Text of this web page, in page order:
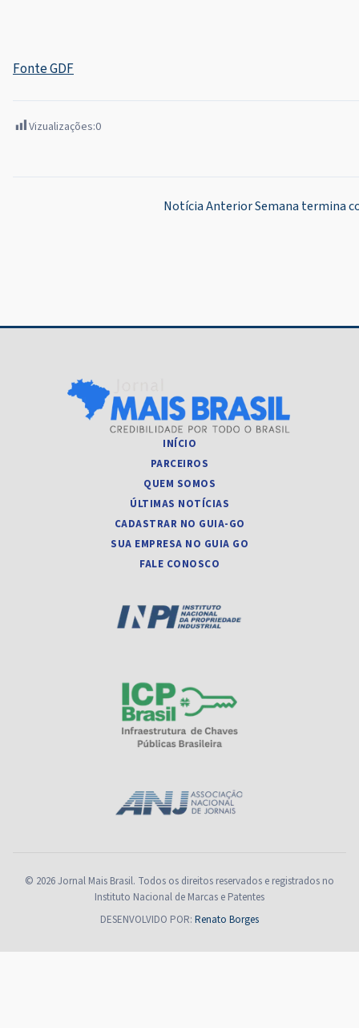
Fonte GDF
Vizualizações:0
Notícia AnteriorSemana termina
INÍCIO
PARCEIROS
QUEM SOMOS
ÚLTIMAS NOTÍCIAS
CADASTRAR NO GUIA-GO
SUA EMPRESA NO GUIA GO
FALE CONOSCO
© 2026 Jornal Mais Brasil. Todos os direitos reservados e registrados no
Instituto Nacional de Marcas e Patentes
DESENVOLVIDO POR: Renato Borges